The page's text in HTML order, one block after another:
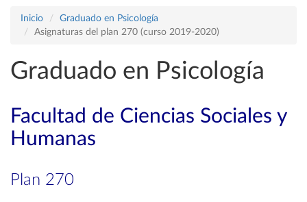
Inicio
Graduado en Psicología
Asignaturas del plan 270 (curso 2019-2020)
Graduado en Psicología
Facultad de Ciencias Sociales y
Humanas
Plan 270